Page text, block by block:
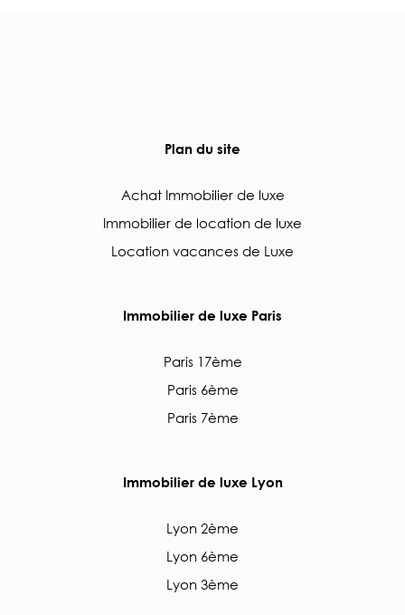
Plan du site
Achat Immobilier de luxe
Immobilier de location de luxe
Location vacances de Luxe
Immobilier de luxe Paris
Paris 17ème
Paris 6ème
Paris 7ème
Immobilier de luxe Lyon
Lyon 2ème
Lyon 6ème
Lyon 3ème